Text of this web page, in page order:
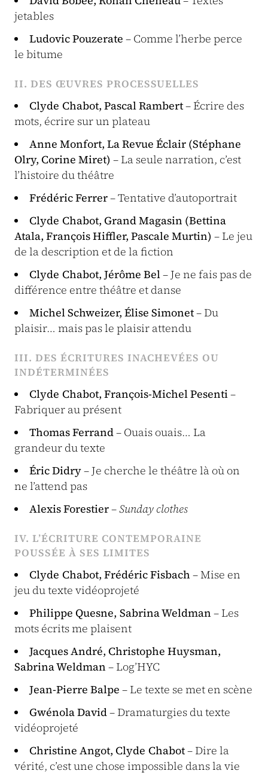
jetables
Ludovic Pouzerate – Comme l’herbe perce
le bitume
II. DES ŒUVRES PROCESSUELLES
Clyde Chabot, Pascal Rambert– Écrire des
mots, écrire sur un plateau
Anne Monfort, La Revue Éclair (Stéphane
Olry, Corine Miret) – La seule narration, c’est
l’histoire du théâtre
Frédéric Ferrer– Tentative d’autoportrait
Clyde Chabot, Grand Magasin (Bettina
Atala, François Hiffler, Pascale Murtin) – Le jeu
de la description et de la fiction
Clyde Chabot, Jérôme Bel– Je ne fais pas de
différence entre théâtre et danse
Michel Schweizer, Élise Simonet– Du
plaisir… mais pas le plaisir attendu
III. DES ÉCRITURES INACHEVÉES OU
INDÉTERMINÉES
Clyde Chabot, François-Michel Pesenti–
Fabriquer au présent
Thomas Ferrand– Ouais ouais… La
grandeur du texte
Éric Didry– Je cherche le théâtre là où on
ne l’attend pas
Alexis Forestier–Sunday clothes
IV. L’ÉCRITURE CONTEMPORAINE
POUSSÉE À SES LIMITES
Clyde Chabot, Frédéric Fisbach – Mise en
jeu du texte vidéoprojeté
Philippe Quesne, Sabrina Weldman – Les
mots écrits me plaisent
Jacques André, Christophe Huysman,
Sabrina Weldman – Log’HYC
Jean-Pierre Balpe – Le texte se met en scène
Gwénola David– Dramaturgies du texte
vidéoprojeté
Christine Angot, Clyde Chabot– Dire la
vérité, c’est une chose impossible dans la vie